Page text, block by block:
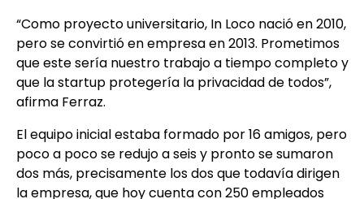
“Como proyecto universitario, In Loco nació en 2010,
pero se convirtió en empresa en 2013. Prometimos
que este sería nuestro trabajo a tiempo completo y
que la startup protegería la privacidad de todos”,
afirma Ferraz.
El equipo inicial estaba formado por 16 amigos, pero
poco a poco se redujo a seis y pronto se sumaron
dos más, precisamente los dos que todavía dirigen
la empresa, que hoy cuenta con 250 empleados